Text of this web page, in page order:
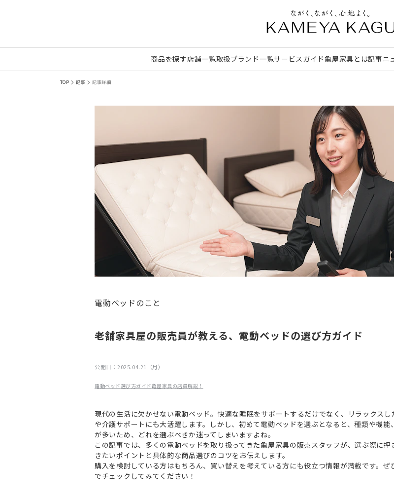
商品を探す店舗一覧取扱ブランド一覧サービスガイド亀屋家具とは記事ニ
TOP 記事 記事詳細
電動ベッドのこと
老舗家具屋の販売員が教える、電動ベッドの選び方ガイド
公開日：2025.04.21（月）
電動ベッド 選び方ガイド 亀屋家具の店員解説！
現代の生活に欠かせない電動ベッド。快適な睡眠をサポートするだけでなく、リラックスし
や介護サポートにも大活躍します。しかし、初めて電動ベッドを選ぶとなると、種類や機能
が多いため、どれを選ぶべきか迷ってしまいますよね。
この記事では、多くの電動ベッドを取り扱ってきた亀屋家具の販売スタッフが、選ぶ際に押
きたいポイントと具体的な商品選びのコツをお伝えします。
購入を検討している方はもちろん、買い替えを考えている方にも役立つ情報が満載です。ぜ
でチェックしてみてください！